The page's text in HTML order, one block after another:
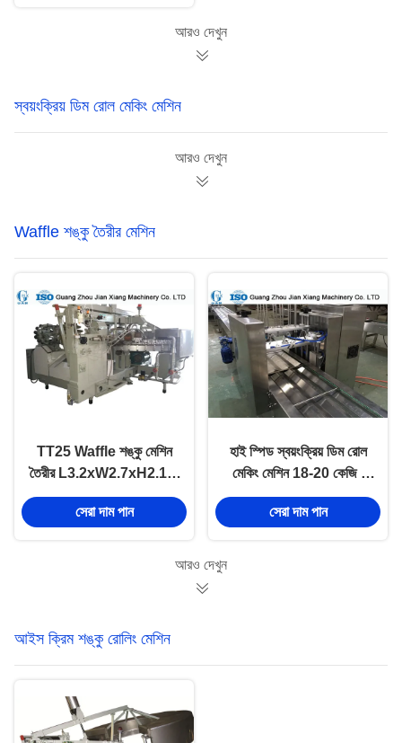
আরও দেখুন
স্বয়ংক্রিয় ডিম রোল মেকিং মেশিন
আরও দেখুন
Waffle শঙ্কু তৈরীর মেশিন
TT25 Waffle শঙ্কু মেশিন
তৈরীর L3.2xW2.7xH2.1M
সঙ্গে 0.6MPa সংকুচিত এয়ার
চাপ
সেরা দাম পান
হাই স্পিড স্বয়ংক্রিয় ডিম রোল
মেকিং মেশিন 18-20 কেজি /
এইচ এলপিজি খরচ সঙ্গে
সেরা দাম পান
আরও দেখুন
আইস ক্রিম শঙ্কু রোলিং মেশিন